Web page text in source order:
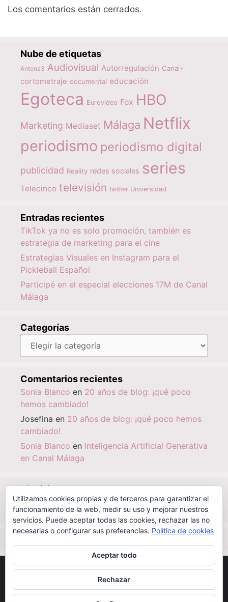
Los comentarios están cerrados.
Nube de etiquetas
Antena3 Audiovisual Autorregulación Canal+
cortometraje documental educación
Egoteca Eurovideo Fox HBO
Marketing Mediaset Málaga Netflix
periodismo periodismo digital
publicidad Reality redes sociales series
Telecinco televisión twitter Universidad
Entradas recientes
TikTok ya no es solo promoción, también es
estrategia de marketing para el cine
Estrategias Visuales en Instagram para el
Pickleball Español
Participé en el especial elecciones 17M de Canal
Málaga
Categorías
Comentarios recientes
Sonia Blanco en 20 años de blog: ¡qué poco
hemos cambiado!
Josefina en 20 años de blog: ¡qué poco hemos
cambiado!
Sonia Blanco en Inteligencia Artificial Generativa
en Canal Málaga
Histórico
Histórico
| 2003 - 2026
Alojamiento | mantenimiento:OCTANIO SISTEMAS
INFORMÁTICOS
Utilizamos cookies propias y de terceros para garantizar el
funcionamiento de la web, medir su uso y mejorar nuestros
servicios. Puede aceptar todas las cookies, rechazar las no
necesarias o configurar sus preferencias. Política de cookies
Aceptar todo
Rechazar